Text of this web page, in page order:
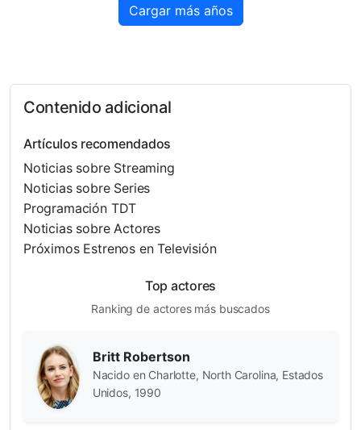
Cargar más años
Contenido adicional
Artículos recomendados
Noticias sobre Streaming
Noticias sobre Series
Programación TDT
Noticias sobre Actores
Próximos Estrenos en Televisión
Top actores
Ranking de actores más buscados
Britt Robertson
Nacido en Charlotte, North Carolina, Estados
Unidos, 1990